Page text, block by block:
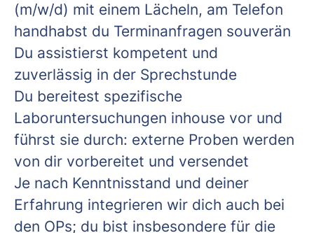
(m/w/d) mit einem Lächeln, am Telefon
handhabst du Terminanfragen souverän
Du assistierst kompetent und
zuverlässig in der Sprechstunde
Du bereitest spezifische
Laboruntersuchungen inhouse vor und
führst sie durch: externe Proben werden
von dir vorbereitet und versendet
Je nach Kenntnisstand und deiner
Erfahrung integrieren wir dich auch bei
den OPs; du bist insbesondere für die